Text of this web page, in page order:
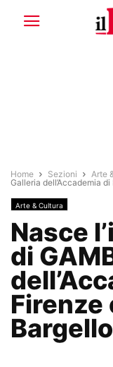
Home Sezioni Arte
Galleria dell’Accademia
Arte & Cultura
Nasce
di
Firenze
Bargello